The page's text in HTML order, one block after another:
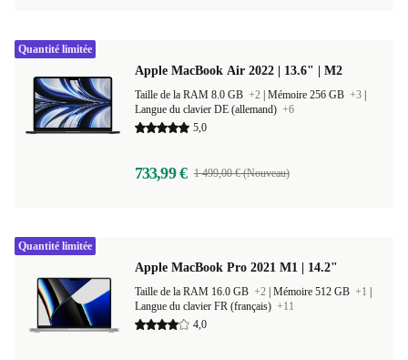
Apple MacBook Air 2022 | 13.6" | M2
Taille de la RAM 8.0 GB +2 Mémoire 256 GB +3
Langue du clavier DE (allemand) +6
5,0
733,99 € 1 499,00 € (Nouveau)
Quantité limitée
Apple MacBook Pro 2021 M1 | 14.2"
Taille de la RAM 16.0 GB +2 Mémoire 512 GB +1
Langue du clavier FR (français) +11
4,0
Quantité limitée